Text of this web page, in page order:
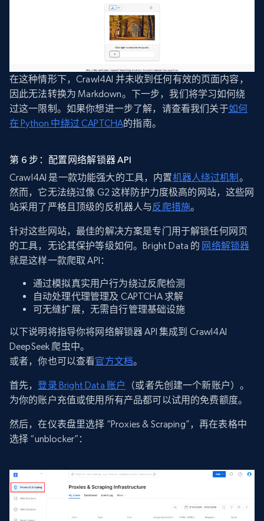
在这种情形下，Crawl4AI 并未收到任何有效的页面内容，
因此无法转换为 Markdown。下一步，我们将学习如何绕
过这一限制。如果你想进一步了解，请查看我们关于如何
在 Python 中绕过 CAPTCHA的指南。
第 6 步：配置网络解锁器 API
Crawl4AI 是一款功能强大的工具，内置机器人绕过机制 。
然而，它无法绕过像 G2 这样防护力度极高的网站，这些网
站采用了严格且顶级的反机器人与反爬措施。
针对这些网站，最佳的解决方案是专门用于解锁任何网页
的工具，无论其保护等级如何。Bright Data 的 网络解锁器
就是这样一款爬取 API：
通过模拟真实用户行为绕过反爬检测
自动处理代理管理及 CAPTCHA 求解
可无缝扩展，无需自行管理基础设施
以下说明将指导你将网络解锁器 API 集成到 Crawl4AI
DeepSeek 爬虫中。
或者，你也可以查看官方文档。
首先，登录 Bright Data 账户
（或者先创建一个新账户）。
为你的账户充值或使用所有产品都可以试用的免费额度。
然后，在仪表盘里选择 “Proxies & Scraping”，再在表格中
选择 “unblocker”：